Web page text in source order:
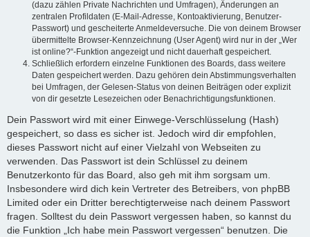
(dazu zählen Private Nachrichten und Umfragen), Änderungen an
zentralen Profildaten (E-Mail-Adresse, Kontoaktivierung, Benutzer-
Passwort) und gescheiterte Anmeldeversuche. Die von deinem Browser
übermittelte Browser-Kennzeichnung (User Agent) wird nur in der „Wer
ist online?“-Funktion angezeigt und nicht dauerhaft gespeichert.
Schließlich erfordern einzelne Funktionen des Boards, dass weitere
Daten gespeichert werden. Dazu gehören dein Abstimmungsverhalten
bei Umfragen, der Gelesen-Status von deinen Beiträgen oder explizit
von dir gesetzte Lesezeichen oder Benachrichtigungsfunktionen.
Dein Passwort wird mit einer Einwege-Verschlüsselung (Hash)
gespeichert, so dass es sicher ist. Jedoch wird dir empfohlen,
dieses Passwort nicht auf einer Vielzahl von Webseiten zu
verwenden. Das Passwort ist dein Schlüssel zu deinem
Benutzerkonto für das Board, also geh mit ihm sorgsam um.
Insbesondere wird dich kein Vertreter des Betreibers, von phpBB
Limited oder ein Dritter berechtigterweise nach deinem Passwort
fragen. Solltest du dein Passwort vergessen haben, so kannst du
die Funktion „Ich habe mein Passwort vergessen“ benutzen. Die